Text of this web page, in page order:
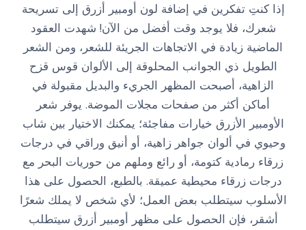
إذا كنتِ تفكرين في إضافة لون أومبير أزرق إلى تسريحة
شعرك، فلا يوجد وقت أفضل من الآن! شهدت العقود
الماضية زيادة في الاتجاهات الجريئة للشعر، ومن الشعر
الطويل ذي الجوانب المحلوقة إلى الألوان قوس قزح
الزاهية، أصبحت المظهر الجريء والبديل مقبولة في
أماكن أكثر من صفحات مجلات الموضة. يوفر شعر
الأومبير الأزرق خيارات مفاجئة؛ يمكنك الاختيار بين شاب
وحيوي في ألوان جواهر زاهية، أو أنيق وراقي في درجات
زرقاء رمادية كتومة، أو رائع وملهم من حوريات البحر مع
درجات زرقاء محيطية عميقة. بالطبع، الحصول على هذا
الأسلوب سيتطلب بعض العمل؛ لأي شخص لا يملك شعرًا
أشقر، فإن الحصول على مظهر أومبير أزرق سيتطلب